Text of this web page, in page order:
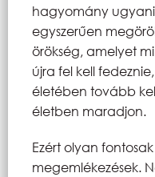
hagyomány
egyszerűen
örökség, amelyet
újra fel kell
életében tovább
életben maradjon.
Ezért olyan
megemlékezések.